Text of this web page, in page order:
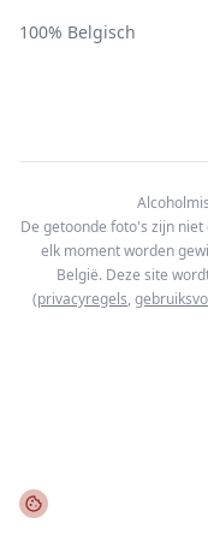
100% Belgisch
De getoonde foto's zijn
elk moment worden
België. Deze site
(privacyregels,